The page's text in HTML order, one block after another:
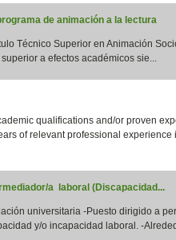
de animación a la lectura
Técnico Superior en Animación
a efectos académicos sie...
qualifications and/or proven
of relevant professional experience
a laboral (Discapacidad...
universitaria -Puesto dirigido a
y/o incapacidad laboral. -